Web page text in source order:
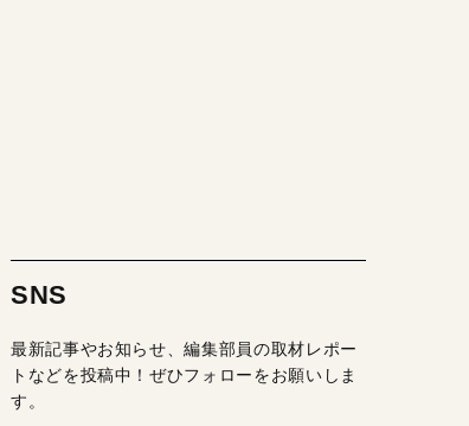
SNS
最新記事やお知らせ、編集部員の取材レポー
トなどを投稿中！ぜひフォローをお願いしま
す。